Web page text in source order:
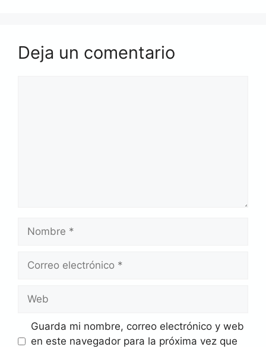
Deja un comentario
electrónico
Guarda mi nombre, correo electrónico y web
en este navegador para la próxima vez que